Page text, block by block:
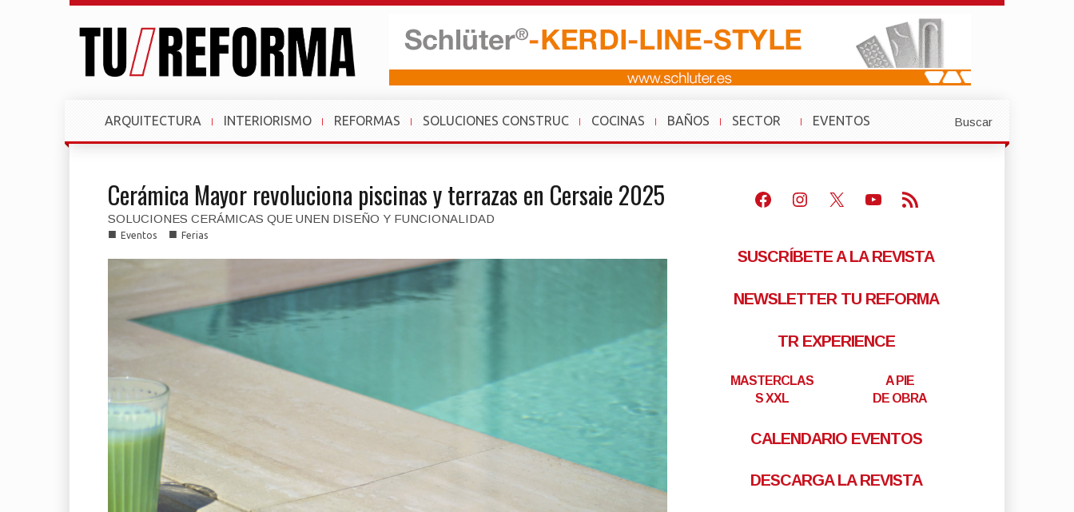
ARQUITECTURA INTERIORISMO REFORMAS SOLUCIONES CONSTRUC COCINAS BAÑOS
SECTOR
»
EVENTOS
»
Buscar
Cerámica Mayor revoluciona piscinas y terrazas en Cersaie 2025
SOLUCIONES CERÁMICAS QUE UNEN DISEÑO Y FUNCIONALIDAD
■ Eventos ■ Ferias
Facebook
Instagram
X Youtube
Feed RSS
SUSCRÍBETE A LA REVISTA
NEWSLETTER TU REFORMA
TR EXPERIENCE
MASTERCLAS
S XXL
A PIE
DE OBRA
CALENDARIO EVENTOS
DESCARGA LA REVISTA